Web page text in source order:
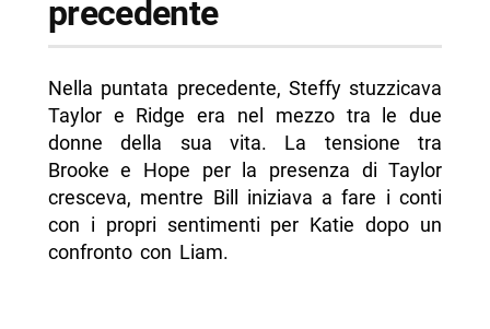
precedente
Nella puntata precedente, Steffy stuzzicava
Taylor e Ridge era nel mezzo tra le due
donne della sua vita. La tensione tra
Brooke e Hope per la presenza di Taylor
cresceva, mentre Bill iniziava a fare i conti
con i propri sentimenti per Katie dopo un
confronto con Liam.